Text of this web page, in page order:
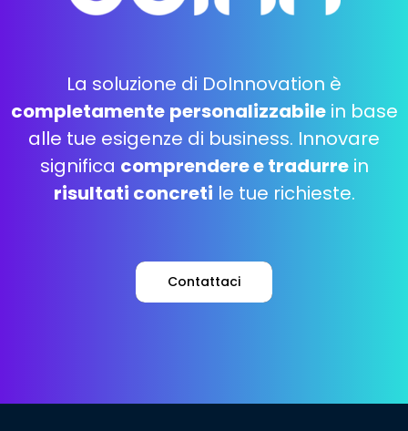
La soluzione di DoInnovation è
completamente personalizzabilein base
alle tue esigenze di business. Innovare
significa comprendere e tradurrein
risultati concreti le tue richieste.
Contattaci